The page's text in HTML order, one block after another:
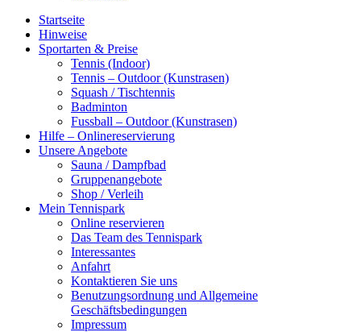
Startseite
Hinweise
Sportarten & Preise
Tennis (Indoor)
Tennis – Outdoor (Kunstrasen)
Squash / Tischtennis
Badminton
Fussball – Outdoor (Kunstrasen)
Hilfe – Onlinereservierung
Unsere Angebote
Sauna / Dampfbad
Gruppenangebote
Shop / Verleih
Mein Tennispark
Online reservieren
Das Team des Tennispark
Interessantes
Anfahrt
Kontaktieren Sie uns
Benutzungsordnung und Allgemeine
Geschäftsbedingungen
Impressum